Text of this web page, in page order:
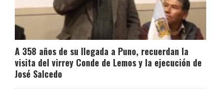
A 358 años de su llegada a Puno, recuerdan la
visita del virrey Conde de Lemos y la ejecución de
José Salcedo